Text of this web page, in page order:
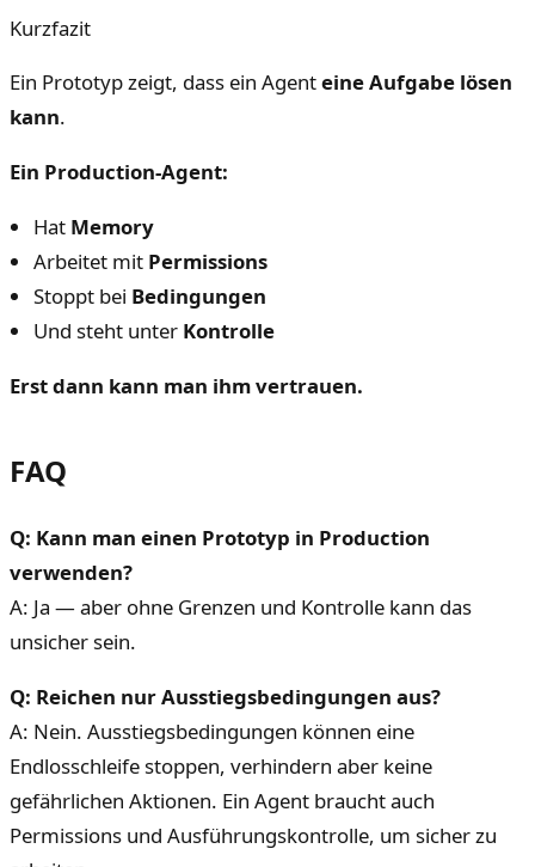
Kurzfazit
Ein Prototyp zeigt, dass ein Agenteine Aufgabe lösen
kann.
Ein Production-Agent:
Hat Memory
Arbeitet mit Permissions
Stoppt bei Bedingungen
Und steht unter Kontrolle
Erst dann kann man ihm vertrauen.
FAQ
Q: Kann man einen Prototyp in Production
verwenden?
A: Ja — aber ohne Grenzen und Kontrolle kann das
unsicher sein.
Q: Reichen nur Ausstiegsbedingungen aus?
A: Nein. Ausstiegsbedingungen können eine
Endlosschleife stoppen, verhindern aber keine
gefährlichen Aktionen. Ein Agent braucht auch
Permissions und Ausführungskontrolle, um sicher zu